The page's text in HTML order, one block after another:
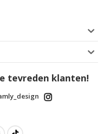
tevreden klanten!